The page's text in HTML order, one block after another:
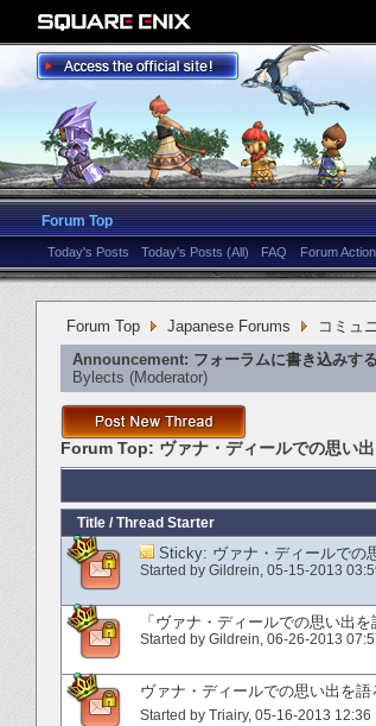
Forum Top
Today's Posts Today's Posts (All) FAQ Forum
Forum Top Japanese Forums コミュ
Announcement: フォーラムに書き込みす
Bylects ‎(Moderator)
Forum Top: ヴァナ・ディールでの思い出
Title / Thread Starter
Sticky: ヴァナ・ディールでの
Started by Gildrein‎, 05-15-2013
「ヴァナ・ディールでの思い出
Started by Gildrein‎, 06-26-2013
ヴァナ・ディールでの思い出を
Started by Triairy‎, 05-16-2013 12:36